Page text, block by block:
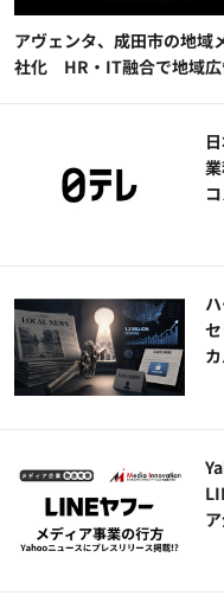
アヴェンタ、成田市の地域
社化 HR・IT融合で地域広